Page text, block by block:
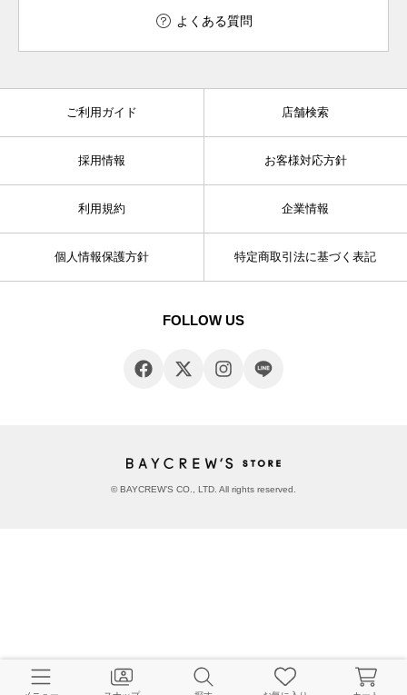
よくある質問
ご利用ガイド 店舗検索
採用情報 お客様対応方針
利用規約 企業情報
個人情報保護方針 特定商取引法に基づく表記
FOLLOW US
© BAYCREW’S CO., LTD. All rights reserved.